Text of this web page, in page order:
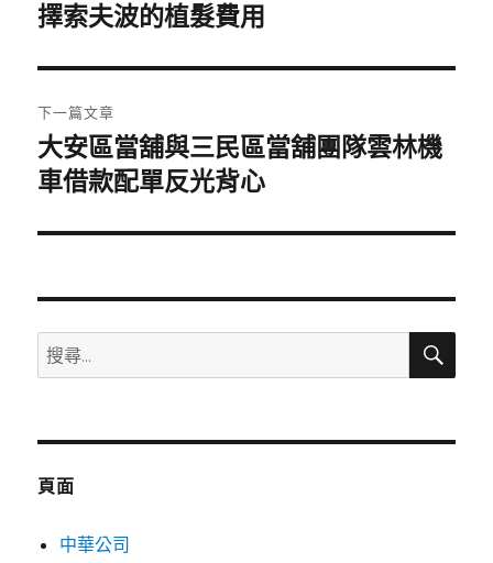
導
覽
一
文
章:
擇索夫波的植髮費用
下一篇文章
下
一
文
大安區當舖與三民區當舖團隊雲林機
車借款配單反光背心
搜
尋
鍵
搜
頁面
中華公司